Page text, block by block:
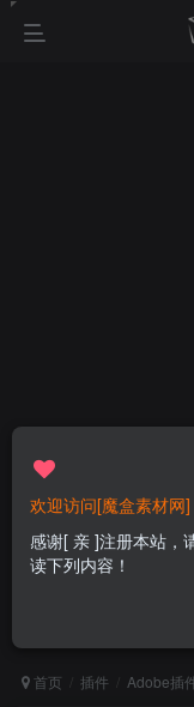
首页 插件 Adobe插
欢迎访问[魔盒素材网]
感谢[ 亲 ]注册本站，
读下列内容！